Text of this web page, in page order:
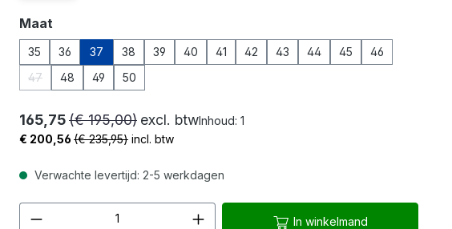
Selecteer
Maat
35 36 37 38 39 40 41 42 43 44 45
46
47
48 49 50
165,75(€ 195,00) excl. btwInhoud: 1
€ 200,56 (€ 235,95) incl. btw
Verwachte levertijd: 2-5 werkdagen
Producthoeveelheid: Voer de gewenste
In winkelmand